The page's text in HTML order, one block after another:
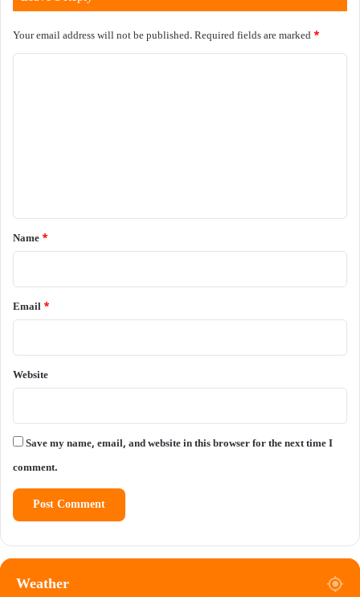
Your email address will not be published.Required fields are marked *
*
Name *
Email *
Website
Save my name, email, and website in this browser for the next time I
comment.
Weather